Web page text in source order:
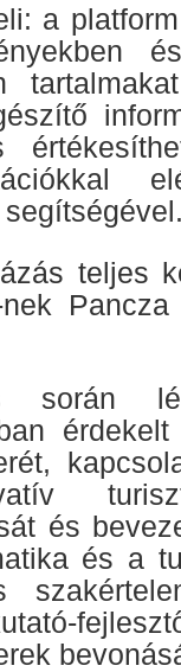
a
teljes
Pancza
során
és
és a